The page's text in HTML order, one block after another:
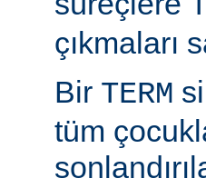
çıkmaları
Bir TERM
tüm